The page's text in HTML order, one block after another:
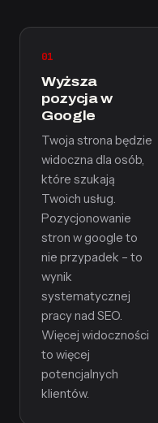
01
Wyższa
pozycja w
Google
Twoja strona będzie
widoczna dla osób,
które szukają
Twoich usług.
Pozycjonowanie
stron w google to
nie przypadek – to
wynik
systematycznej
pracy nad SEO.
Więcej widoczności
to więcej
potencjalnych
klientów.